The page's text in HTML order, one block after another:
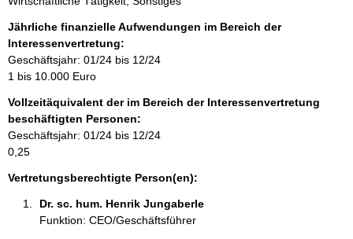
f
o
r
m
a
i
o
n
e
n
Jährliche finanzielle Aufwendungen im Bereich der
Interessenvertretung:
Geschäftsjahr: 01/24 bis 12/24
1 bis 10.000 Euro
Vollzeitäquivalent der im Bereich der Interessenvertretung
beschäftigten Personen:
Geschäftsjahr: 01/24 bis 12/24
0,25
Vertretungsberechtigte Person(en):
Dr. sc. hum. Henrik Jungaberle
Funktion: CEO/Geschäftsführer